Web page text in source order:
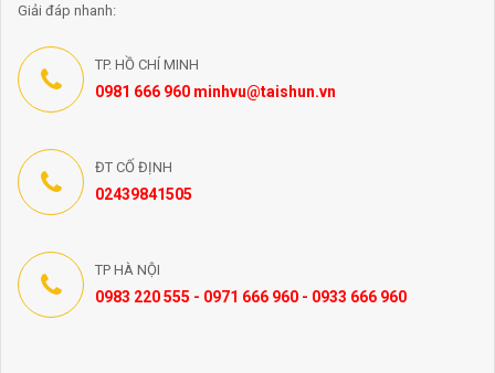
Giải đáp nhanh:
TP. HỒ CHÍ MINH
0981 666 960 minhvu@taishun.vn
ĐT CỐ ĐỊNH
02439841505
TP HÀ NỘI
0983 220 555 - 0971 666 960 - 0933 666 960